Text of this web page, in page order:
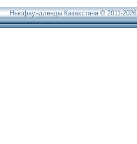
Ньюфаундленды Казахстана © 2011-2026